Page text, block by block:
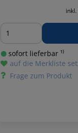
Menge
sofort lieferbar ¹⁾
auf die Merkliste
Frage zum Produkt